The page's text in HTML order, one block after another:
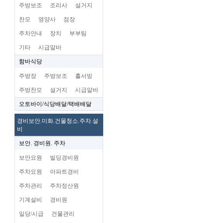
주방보조 조리사 설거지
찬모 영양사 점장
주차안내 장치 부부팀
기타 시급알바
함바식당
주방장 주방보조 홀서빙
주방찬모 설거지 시급알바
오토바이/식당배달/택배배달
경비보안.미화.건물청소.주차.설
비
보안. 경비원. 주차
보안요원 빌딩경비원
주차요원 아파트경비
주차관리 주차정산원
기계설비 경비원
일당/시급 건물관리